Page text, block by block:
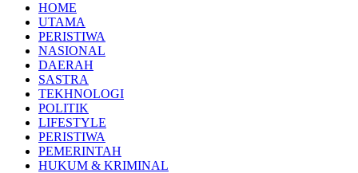
HOME
UTAMA
PERISTIWA
NASIONAL
DAERAH
SASTRA
TEKHNOLOGI
POLITIK
LIFESTYLE
PERISTIWA
PEMERINTAH
HUKUM & KRIMINAL